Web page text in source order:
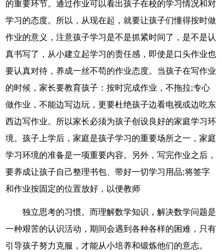
的重要环节。通过作业可以看出孩子在校的学习情况和对
学习的态度。所以，从现在起，就要让孩子们懂得按时做
作业的意义，注意孩子学习是不是抓紧时间了，是不是认
真书写了，从小建立起学习的责任感，即使是口头作业也
要认真对待，养成一丝不苟的作业态度。当孩子在写作业
的时候，家长要教育孩子：按时完成作业，不拖拉;专心
做作业，不能边写边玩，更要杜绝孩子边看电视或边吃东
西边写作业。所以家长必须为孩子创设良好的家庭学习环
境。孩子上学后，家庭是孩子学习的重要场所之一，家庭
学习环境的准备是一项重要内容。另外，写完作业之后，
要养成让孩子自己整理书包、带好一切学习用品;将签字
和作业按固定的位置放好，以便教师
独立思考的习惯。而理解数学知识，解决数学问题是
一种艰苦的认识活动，期间会遇到各种各样的困难，只有
引导孩子努力克服，才能从小培养和锻炼他们的意志。